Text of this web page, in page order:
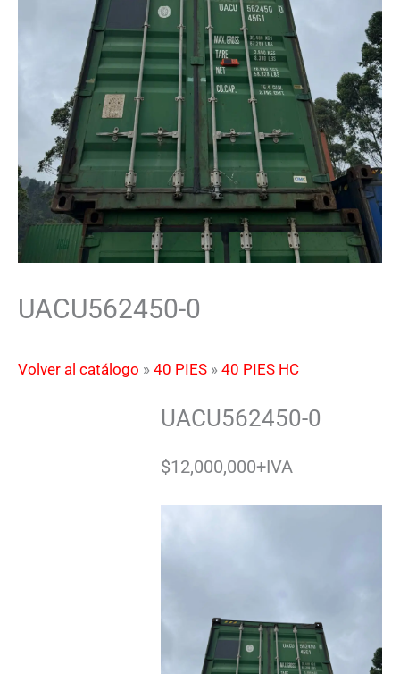
UACU562450-0
Volver al catálogo 40 PIES 40 PIES HC
UACU562450-0
$12,000,000+IVA